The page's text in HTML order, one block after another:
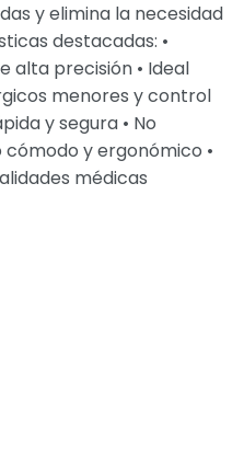
y elimina la necesidad
destacadas: •
alta precisión • Ideal
menores y control
y segura • No
cómodo y ergonómico •
médicas